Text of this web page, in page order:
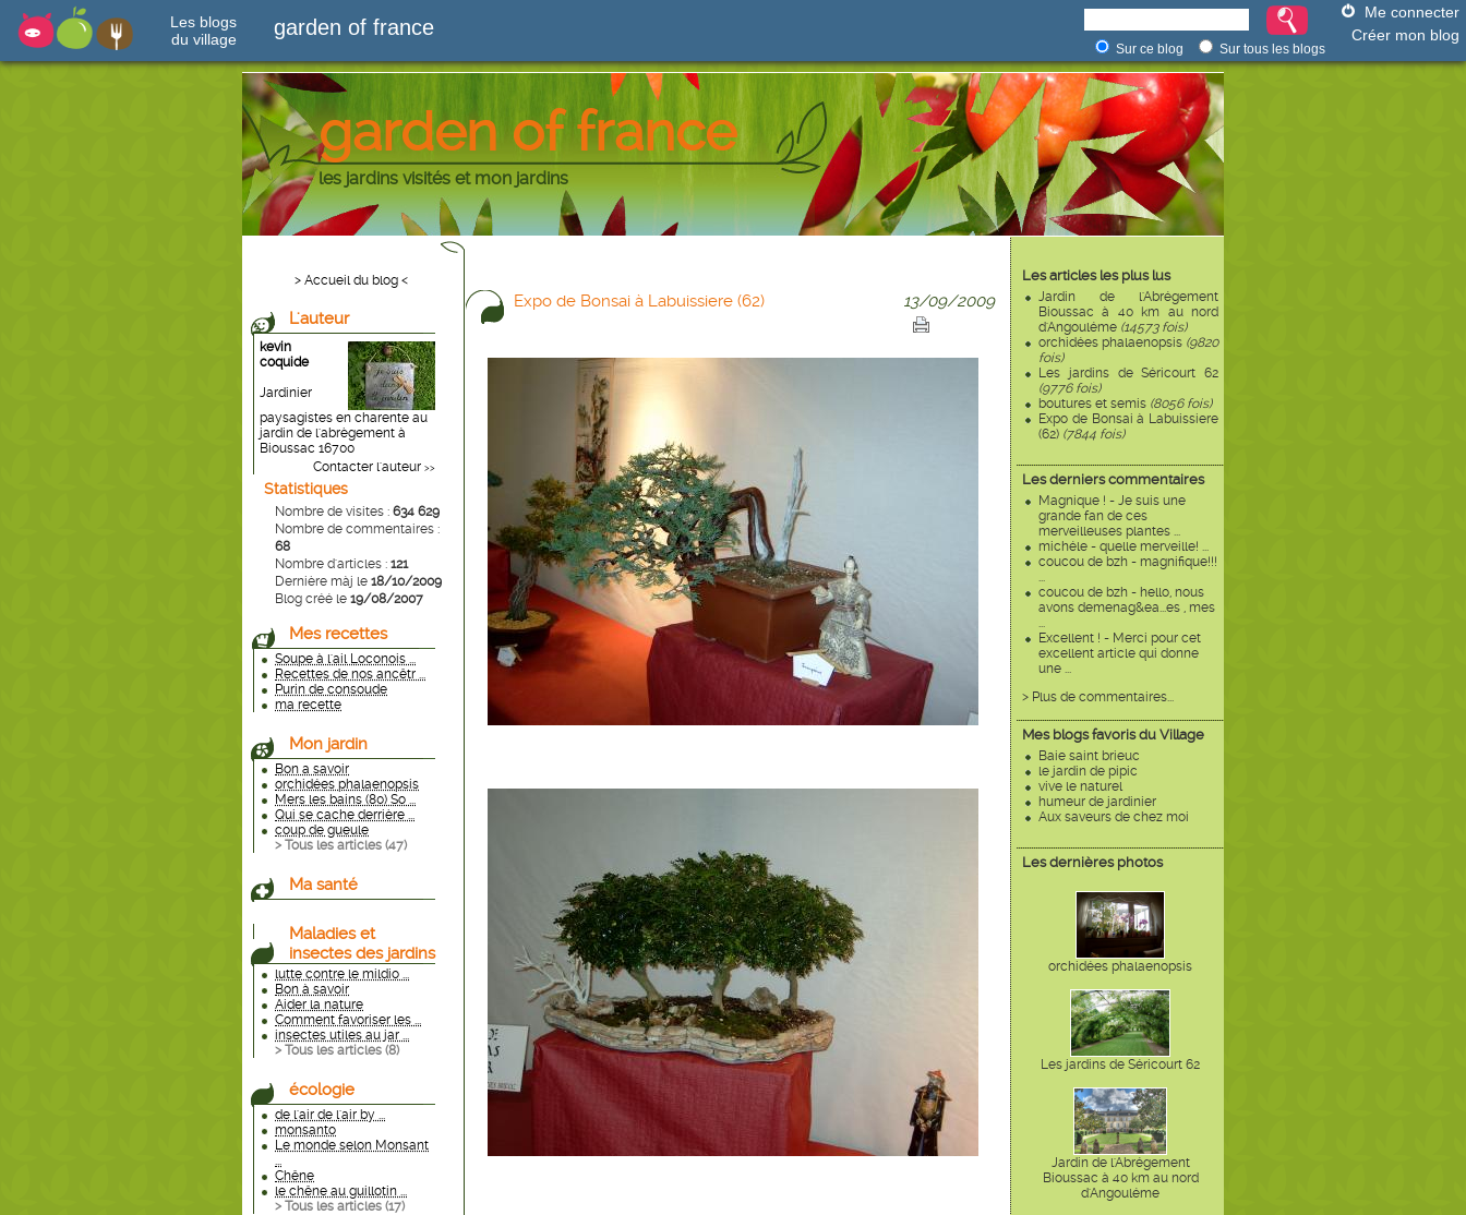
Les blogs
du village
garden of france
Me connecter
Créer mon blog
Sur ce blog Sur tous les blogs
garden of france
les jardins visités et mon jardins
Les articles les plus lus
Jardin de l'Abrégement
Bioussac à 40 km au nord
d'Angouléme (14573 fois)
orchidées phalaenopsis (9820
fois)
Les jardins de Séricourt 62
(9776 fois)
boutures et semis (8056 fois)
Expo de Bonsai à Labuissiere
(62) (7844 fois)
Les derniers commentaires
Magnique ! - Je suis une
grande fan de ces
merveilleuses plantes ...
michéle - quelle merveille! ...
coucou de bzh - magnifique!!!
...
coucou de bzh - hello, nous
avons demenag&ea...es , mes
...
Excellent ! - Merci pour cet
excellent article qui donne
une ...
> Plus de commentaires...
Mes blogs favoris du Village
Baie saint brieuc
le jardin de pipic
vive le naturel
humeur de jardinier
Aux saveurs de chez moi
Les dernières photos
orchidées phalaenopsis
Les jardins de Séricourt 62
Jardin de l'Abrégement
Bioussac à 40 km au nord
d'Angouléme
> Accueil du blog <
L'auteur
kevin
coquide
Jardinier
paysagistes en charente au
jardin de l'abrègement à
Bioussac 16700
Contacter l'auteur >>
Statistiques
Nombre de visites : 634 629
Nombre de commentaires :
68
Nombre d'articles : 121
Dernière màj le 18/10/2009
Blog créé le 19/08/2007
Mes recettes
Soupe à l'ail Loconois ...
Recettes de nos ancêtr ...
Purin de consoude
ma recette
Mon jardin
Bon a savoir
orchidées phalaenopsis
Mers les bains (80) So ...
Qui se cache derrière ...
coup de gueule
> Tous les articles (47)
Ma santé
Maladies et
insectes des jardins
lutte contre le mildio ...
Bon à savoir
Aider la nature
Comment favoriser les ...
insectes utiles au jar ...
> Tous les articles (8)
écologie
de l'air de l'air by ...
monsanto
Le monde selon Monsant
...
Chêne
le chêne au guillotin ...
> Tous les articles (17)
Expo de Bonsai à Labuissiere (62) 13/09/2009